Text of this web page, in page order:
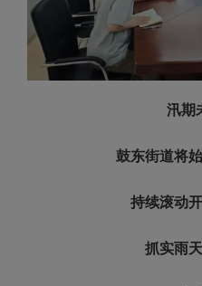
汛期
鼓东街道将
持续滚动
抓实雨